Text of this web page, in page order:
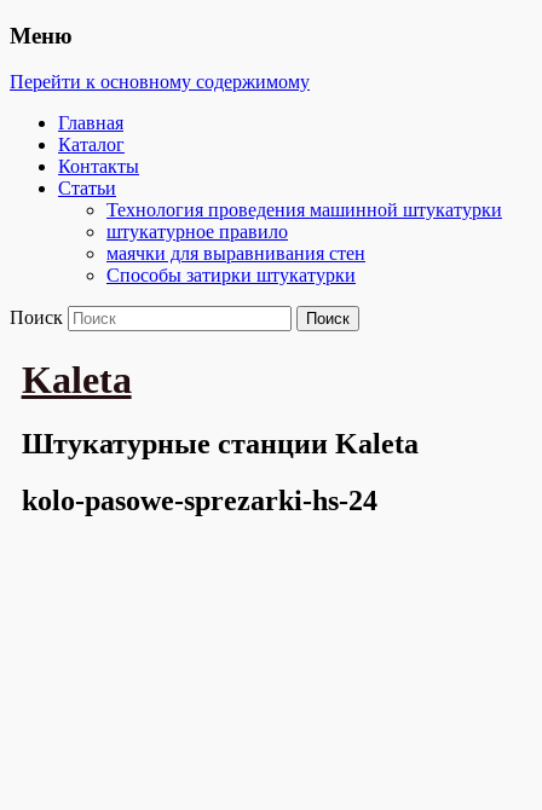
Меню
Перейти к основному содержимому
Главная
Каталог
Контакты
Статьи
Технология проведения машинной штукатурки
штукатурное правило
маячки для выравнивания стен
Способы затирки штукатурки
Поиск
Kaleta
Штукатурные станции Kaleta
kolo-pasowe-sprezarki-hs-24